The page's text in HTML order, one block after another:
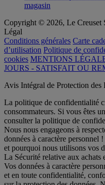
magasin
Copyright © 2026, Le Creuset
Légal
Conditions générales Carte
d’utilisation Politique de
cookies MENTIONS
JOURS - SATISFAIT OU
Avis Intégral de Protection des
La politique de confidentialité
consommateurs. Si vous êtes
consulter la politique de
Nous nous engageons à
données à caractère
et pourquoi nous utilisons vos
La Sécurité relative aux achats
Vos données à caractère
et en toute confidentialité,